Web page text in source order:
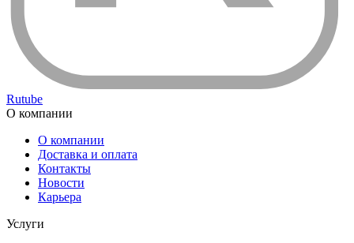
Rutube
О компании
О компании
Доставка и оплата
Контакты
Новости
Карьера
Услуги